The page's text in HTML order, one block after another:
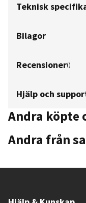
Teknisk
Bilagor
Recensioner()
Hjälp och
Andra köpte
Andra från